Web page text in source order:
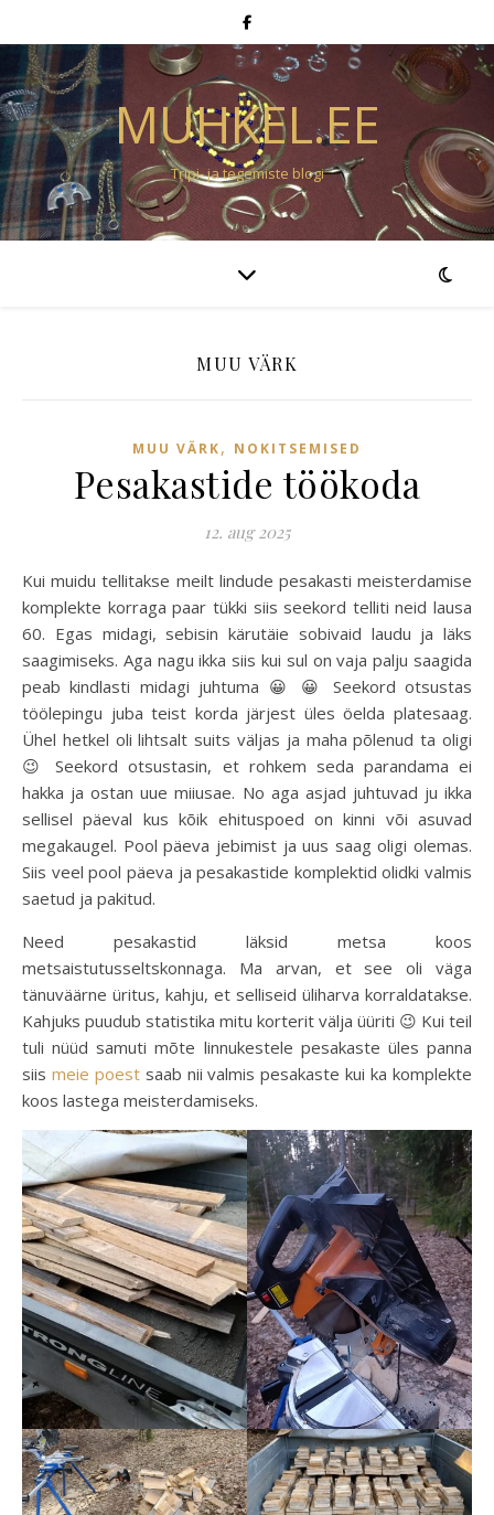
MUHKEL.EE
Tripi- ja tegemiste blogi
MUU VÄRK
MUU VÄRK, NOKITSEMISED
Pesakastide töökoda
12. aug 2025
Kui muidu tellitakse meilt lindude pesakasti meisterdamise
komplekte korraga paar tükki siis seekord telliti neid lausa
60. Egas midagi, sebisin kärutäie sobivaid laudu ja läks
saagimiseks. Aga nagu ikka siis kui sul on vaja palju saagida
peab kindlasti midagi juhtuma 😀 😀 Seekord otsustas
töölepingu juba teist korda järjest üles öelda platesaag.
Ühel hetkel oli lihtsalt suits väljas ja maha põlenud ta oligi
😉 Seekord otsustasin, et rohkem seda parandama ei
hakka ja ostan uue miiusae. No aga asjad juhtuvad ju ikka
sellisel päeval kus kõik ehituspoed on kinni või asuvad
megakaugel. Pool päeva jebimist ja uus saag oligi olemas.
Siis veel pool päeva ja pesakastide komplektid olidki valmis
saetud ja pakitud.
Need pesakastid läksid metsa koos
metsaistutusseltskonnaga. Ma arvan, et see oli väga
tänuväärne üritus, kahju, et selliseid üliharva korraldatakse.
Kahjuks puudub statistika mitu korterit välja üüriti 😉 Kui teil
tuli nüüd samuti mõte linnukestele pesakaste üles panna
siis meie poestsaab nii valmis pesakaste kui ka komplekte
koos lastega meisterdamiseks.